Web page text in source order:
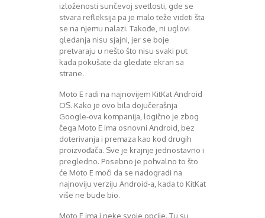
izloženosti sunčevoj svetlosti, gde se
stvara refleksija pa je malo teže videti šta
se na njemu nalazi. Takođe, ni uglovi
gledanja nisu sjajni, jer se boje
pretvaraju u nešto što nisu svaki put
kada pokušate da gledate ekran sa
strane.
Moto E radi na najnovijem KitKat Android
OS. Kako je ovo bila dojučerašnja
Google-ova kompanija, logično je zbog
čega Moto E ima osnovni Android, bez
doterivanja i premaza kao kod drugih
proizvođača. Sve je krajnje jednostavno i
pregledno. Posebno je pohvalno to što
će Moto E moći da se nadogradi na
najnoviju verziju Android-a, kada to KitKat
više ne bude bio.
Moto E ima i neke svoje opcije. Tu su